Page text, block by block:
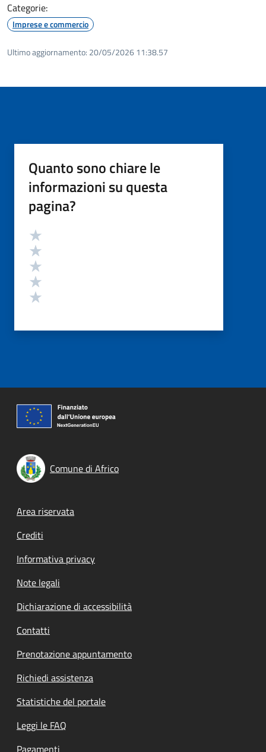
Categorie:
Imprese e commercio
Ultimo aggiornamento: 20/05/2026 11:38.57
Quanto sono chiare le
informazioni su questa
pagina?
Valutazione
Comune di Africo
Footer menu
Area riservata
Crediti
Informativa privacy
Note legali
Dichiarazione di accessibilità
Contatti
Prenotazione appuntamento
Richiedi assistenza
Statistiche del portale
Leggi le FAQ
Pagamenti